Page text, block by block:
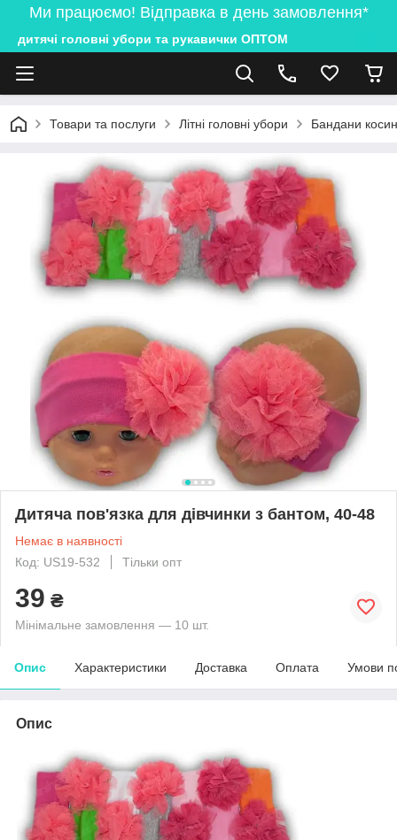
Ми працюємо! Відправка в день замовлення*
дитячі головні убори та рукавички ОПТОМ
Товари та послуги Літні головні убори Бандани
Дитяча пов'язка для дівчинки з бантом, 40-48
Немає в наявності
Код: US19-532
Тільки опт
39 ₴
Мінімальне замовлення — 10 шт.
Опис Характеристики Доставка Оплата Умови
Опис